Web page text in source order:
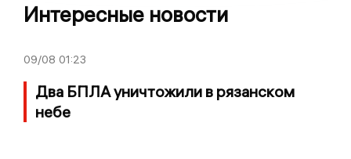
Интересные новости
09/08 01:23
Два БПЛА уничтожили в рязанском
небе